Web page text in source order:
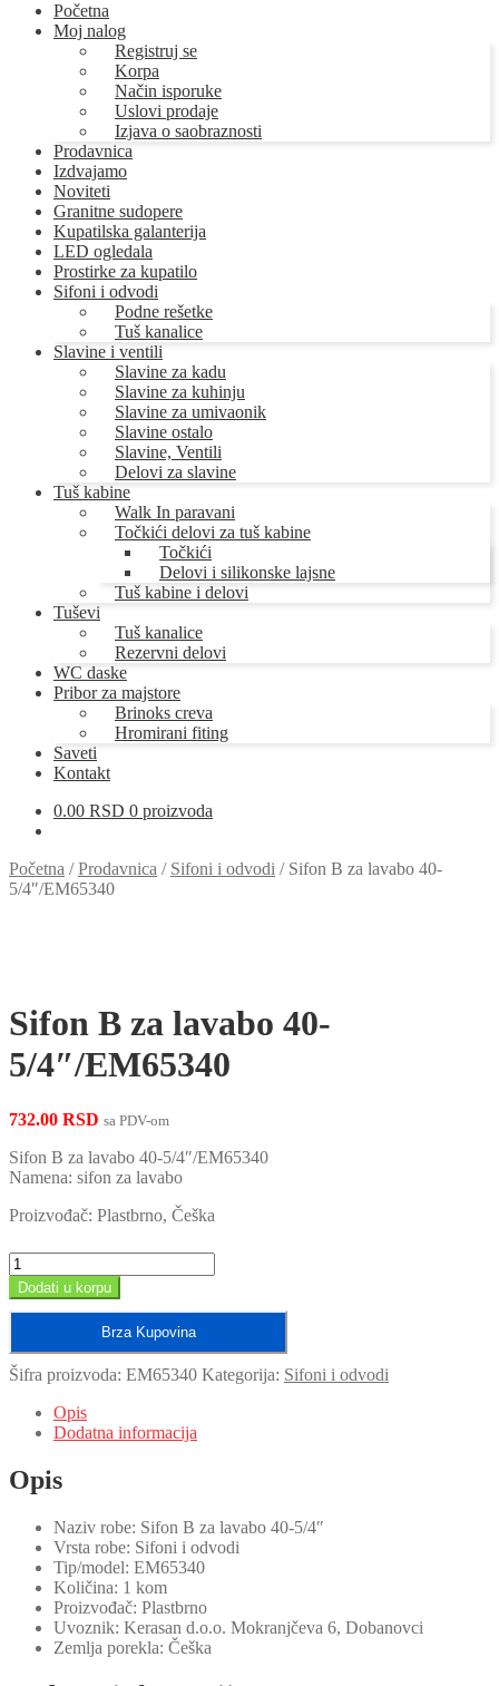
Početna
Moj nalog
Registruj se
Korpa
Način isporuke
Uslovi prodaje
Izjava o saobraznosti
Prodavnica
Izdvajamo
Noviteti
Granitne sudopere
Kupatilska galanterija
LED ogledala
Prostirke za kupatilo
Sifoni i odvodi
Podne rešetke
Tuš kanalice
Slavine i ventili
Slavine za kadu
Slavine za kuhinju
Slavine za umivaonik
Slavine ostalo
Slavine, Ventili
Delovi za slavine
Tuš kabine
Walk In paravani
Točkići delovi za tuš kabine
Točkići
Delovi i silikonske lajsne
Tuš kabine i delovi
Tuševi
Tuš kanalice
Rezervni delovi
WC daske
Pribor za majstore
Brinoks creva
Hromirani fiting
Saveti
Kontakt
0.00 RSD 0 proizvoda
Početna /Prodavnica / Sifoni i odvodi / Sifon B za lavabo 40-
5/4″/EM65340
Sifon B za lavabo 40-
5/4″/EM65340
732.00 RSD sa PDV-om
Sifon B za lavabo 40-5/4″/EM65340
Namena: sifon za lavabo
Proizvođač: Plastbrno, Češka
Sifon
B
za
5/4"/EM65340
količina
Dodati u korpu
Brza Kupovina
Šifra proizvoda: EM65340 Kategorija: Sifoni i odvodi
Opis
Dodatna informacija
Opis
Naziv robe: Sifon B za lavabo 40-5/4″
Vrsta robe: Sifoni i odvodi
Tip/model: EM65340
Količina: 1 kom
Proizvođač: Plastbrno
Uvoznik: Kerasan d.o.o. Mokranjčeva 6, Dobanovci
Zemlja porekla: Češka